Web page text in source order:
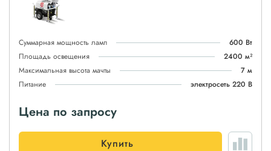
Суммарная мощность ламп
600 Вт
Площадь освещения
2400 м²
Максимальная высота мачты
7 м
Питание
электросеть 220 В
Цена по запросу
Купить